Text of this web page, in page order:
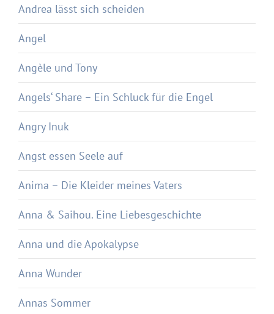
Andrea lässt sich scheiden
Angel
Angèle und Tony
Angels‘ Share – Ein Schluck für die Engel
Angry Inuk
Angst essen Seele auf
Anima – Die Kleider meines Vaters
Anna & Saihou. Eine Liebesgeschichte
Anna und die Apokalypse
Anna Wunder
Annas Sommer